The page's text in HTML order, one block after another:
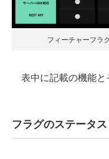
フィーチャーフラ
表中に記載の機能と
フラグのステータス